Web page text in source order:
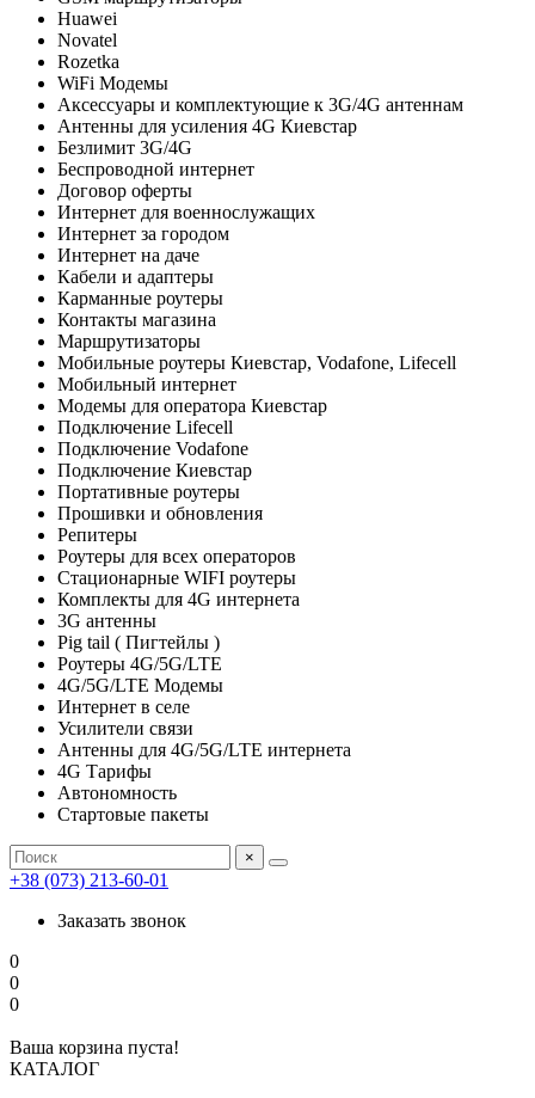
Huawei
Novatel
Rozetka
WiFi Модемы
Аксессуары и комплектующие к 3G/4G антеннам
Антенны для усиления 4G Киевстар
Безлимит 3G/4G
Беспроводной интернет
Договор оферты
Интернет для военнослужащих
Интернет за городом
Интернет на даче
Кабели и адаптеры
Карманные роутеры
Контакты магазина
Маршрутизаторы
Мобильные роутеры Киевстар, Vodafone, Lifecell
Мобильный интернет
Модемы для оператора Киевстар
Подключение Lifecell
Подключение Vodafone
Подключение Киевстар
Портативные роутеры
Прошивки и обновления
Репитеры
Роутеры для всех операторов
Стационарные WIFI роутеры
Комплекты для 4G интернета
3G антенны
Pig tail ( Пигтейлы )
Роутеры 4G/5G/LTE
4G/5G/LTE Модемы
Интернет в селе
Усилители связи
Антенны для 4G/5G/LTE интернета
4G Тарифы
Автономность
Стартовые пакеты
×
+38 (073) 213-60-01
Заказать звонок
0
0
0
Ваша корзина пуста!
КАТАЛОГ